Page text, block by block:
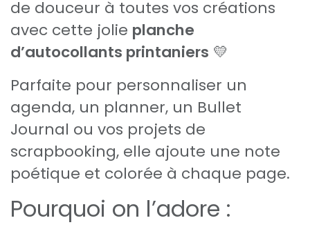
de douceur à toutes vos créations
avec cette jolie planche
d’autocollants printaniers 💛
Parfaite pour personnaliser un
agenda, un planner, un Bullet
Journal ou vos projets de
scrapbooking, elle ajoute une note
poétique et colorée à chaque page.
Pourquoi on l’adore :